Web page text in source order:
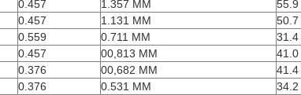
0.457 1.357 MM
55.9
0.457 1.131 MM
50.7
0.559 0.711 MM
31.4
0.457 00,813 MM
41.0
0.376 00,682 MM
41.4
0.376 0.531 MM
34.2